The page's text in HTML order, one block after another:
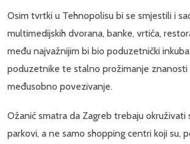
Osim tvrtki u Tehnopolisu bi se smjestili i
multimedijskih dvorana, banke, vrtića,
među najvažnijim bi bio poduzetnički
poduzetnike te stalno prožimanje
međusobno povezivanje.
Ožanić smatra da Zagreb trebaju okruživati
parkovi, a ne samo shopping centri koji su,